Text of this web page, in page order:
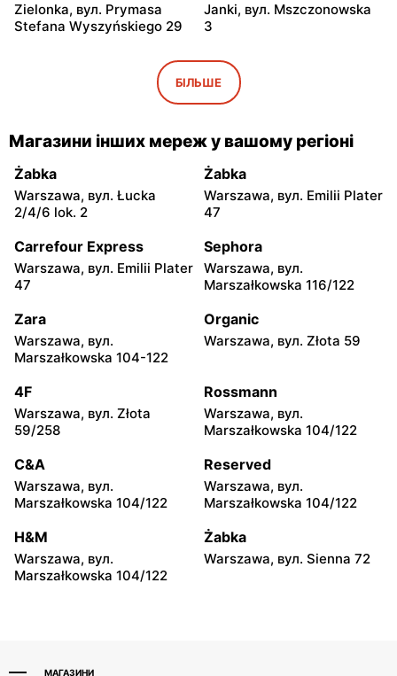
Zielonka, вул. Prymasa
Stefana Wyszyńskiego 29
Janki, вул. Mszczonowska
3
Ożarów Mazowiecki, вул.
Media Expert
Marki al. Marsz. Józefa
Piłsudskiego 200
Media Expert
Piaseczno, вул. Puławska
46
Media Expert
Parzniew, вул. Solidarności
1
Media Expert
2
Media Expert
Józefa Piłsudskiego 31C
Media Expert
23
Media Expert
Media Expert Media Expert
Kuklińskiego 1
Media Expert
Gołębia 26
Media Expert
Media Expert
вул. Gen. Jerzego
Przemysława Morawicza 4
Media Expert
Jana Matejki 9
Media Expert
БІЛЬШЕ
Магазини інших мереж у вашому регіоні
Żabka
Warszawa, вул. Łucka
2/4/6 lok. 2
Żabka
Warszawa, вул. Emilii Plater
47
Carrefour Express
Warszawa, вул. Emilii Plater
47
Sephora
Warszawa, вул.
Marszałkowska 116/122
Zara
Warszawa, вул.
Marszałkowska 104-122
Organic
Warszawa, вул. Złota 59
4F
Warszawa, вул. Złota
59/258
Rossmann
Warszawa, вул.
Marszałkowska 104/122
C&A
Warszawa, вул.
Marszałkowska 104/122
Reserved
Warszawa, вул.
Marszałkowska 104/122
H&M
Warszawa, вул.
Marszałkowska 104/122
Żabka
Warszawa, вул. Sienna 72
МАГАЗИНИ